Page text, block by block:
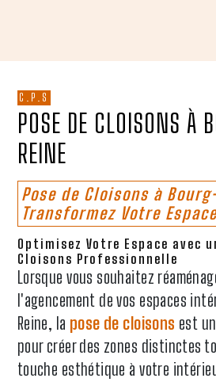
C.P.S
POSE DE CLOISONS À BOURG-LA-
REINE
Pose de Cloisons à Bourg-la-Reine :
Transformez Votre
Optimisez Votre Espace avec
Cloisons Professionnelle
Lorsque vous souhaitez réaménager ou optimiser
l'agencement de vos espaces
Reine, la pose de cloisons est
pour créer des zones distinctes
touche esthétique à votre